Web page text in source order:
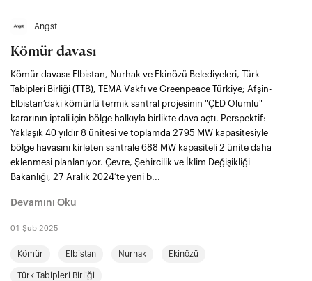
Angst
Kömür davası
Kömür davası: Elbistan, Nurhak ve Ekinözü Belediyeleri, Türk
Tabipleri Birliği (TTB), TEMA Vakfı ve Greenpeace Türkiye; Afşin-
Elbistan’daki kömürlü termik santral projesinin "ÇED Olumlu"
kararının iptali için bölge halkıyla birlikte dava açtı. Perspektif:
Yaklaşık 40 yıldır 8 ünitesi ve toplamda 2795 MW kapasitesiyle
bölge havasını kirleten santrale 688 MW kapasiteli 2 ünite daha
eklenmesi planlanıyor. Çevre, Şehircilik ve İklim Değişikliği
Bakanlığı, 27 Aralık 2024’te yeni b...
Devamını Oku
01 Şub 2025
Kömür Elbistan Nurhak Ekinözü
Türk Tabipleri Birliği